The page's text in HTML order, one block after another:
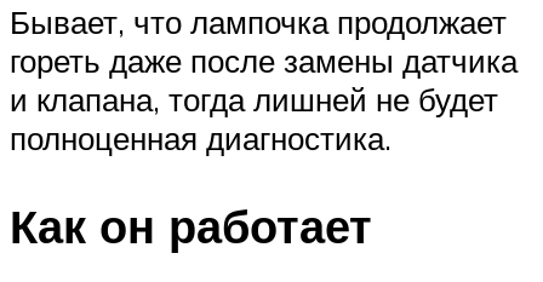
Бывает, что лампочка продолжает
гореть даже после замены датчика
и клапана, тогда лишней не будет
полноценная диагностика.
Как он работает